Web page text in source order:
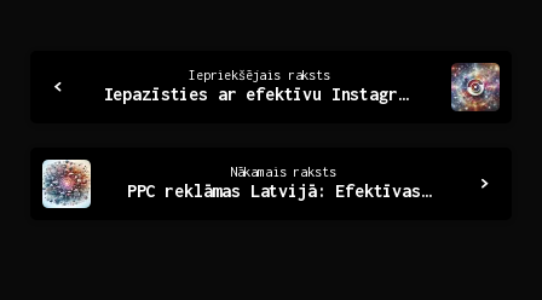
Reading
Iepriekšējais raksts
Iepazīsties ar efektīvu Instagram mārketinga aģentūru
Nākamais raksts
PPC reklāmas Latvijā: Efektīvas stratēģijas un padomi